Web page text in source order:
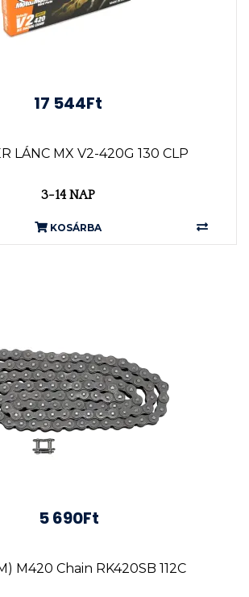
17 544Ft
LÁNC MX V2-420G 130 CLP
3-14 NAP
KOSÁRBA
5 690Ft
M420 Chain RK420SB 112C